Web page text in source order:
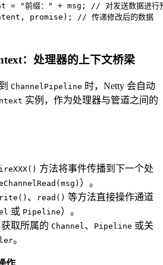
= "前缀：" + msg;
// 对发送数据进行
promise);
// 传递修改后的数据
：处理器的上下文桥梁
ChannelPipeline 时，Netty 会自动
实例，作为处理器与管道之间的
方法将事件传播到下一个处
）。
、 read() 等方法直接操作通道
或 Pipeline）。
获取所属的 Channel 、 Pipeline 或关
。